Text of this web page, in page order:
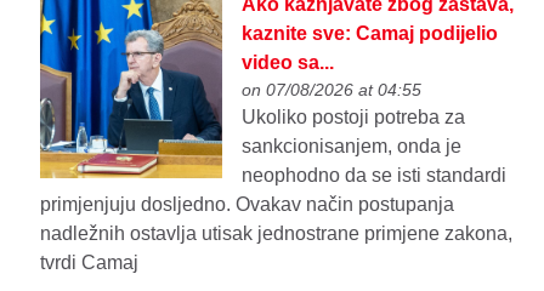
kaznite sve: Camaj podijelio
video sa...
on 07/08/2026 at 04:55
Ukoliko postoji potreba za
sankcionisanjem, onda je
neophodno da se isti standardi
primjenjuju dosljedno. Ovakav način postupanja
nadležnih ostavlja utisak jednostrane primjene zakona,
tvrdi Camaj